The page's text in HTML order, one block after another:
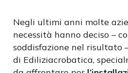
Negli ultimi anni molte
necessità hanno deciso –
soddisfazione nel risultato
di Ediliziacrobatica,